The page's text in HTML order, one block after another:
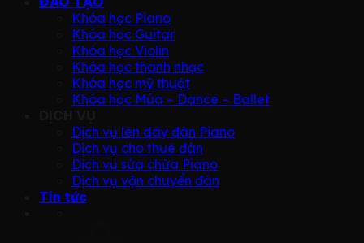
Khóa học Piano
Khóa học Guitar
Khóa học Violin
Khóa học thanh nhạc
Khóa học mỹ thuật
Khóa học Múa – Dance – Ballet
Dịch vụ lên dây đàn Piano
Dịch vụ cho thuê đàn
Dịch vụ sửa chữa Piano
Dịch vụ vận chuyển đàn
Tin tức